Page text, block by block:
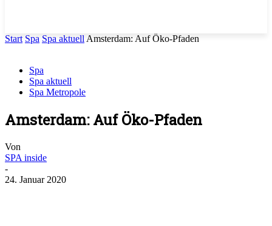
Start Spa Spa aktuell Amsterdam: Auf Öko-Pfaden
Spa
Spa aktuell
Spa Metropole
Amsterdam: Auf Öko-Pfaden
Von
SPA inside
-
24. Januar 2020